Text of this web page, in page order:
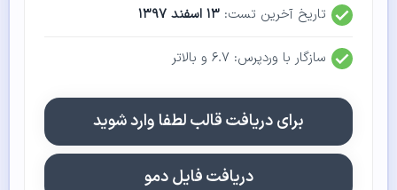
تاریخ آخرین تست: ۱۳ اسفند ۱۳۹۷
سازگار با وردپرس: ۶.۷ و بالاتر
برای دریافت قالب لطفا وارد شوید
دریافت فایل دمو